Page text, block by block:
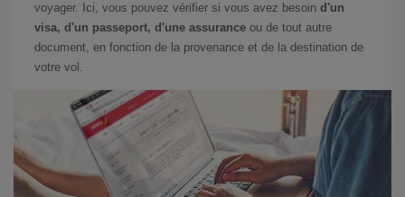
voyager. Ici, vous pouvez vérifier si vous avez besoin d'un
visa, d'un passeport, d'une assurance ou de tout autre
document, en fonction de la provenance et de la destination de
votre vol.